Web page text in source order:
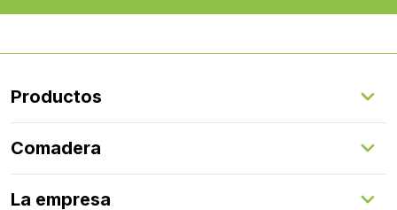
Productos
Suelos Exteriores
Revestimientos Exteriores
Revestimientos Interiores
Comadera
Gestión de servicios
La empresa